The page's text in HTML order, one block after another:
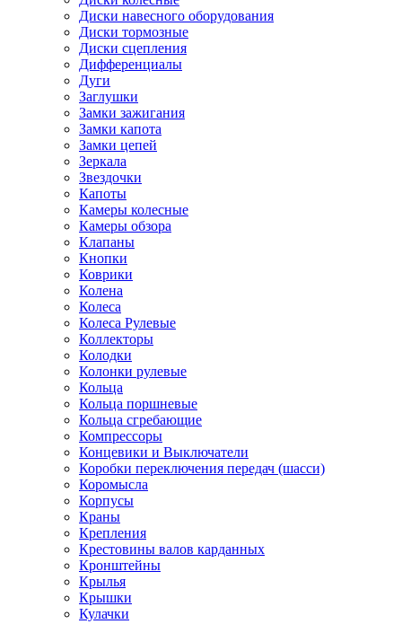
Диски навесного оборудования
Диски тормозные
Диски сцепления
Дифференциалы
Дуги
Заглушки
Замки зажигания
Замки капота
Замки цепей
Зеркала
Звездочки
Капоты
Камеры колесные
Камеры обзора
Клапаны
Кнопки
Коврики
Колена
Колеса
Колеса Рулевые
Коллекторы
Колодки
Колонки рулевые
Кольца
Кольца поршневые
Кольца сгребающие
Компрессоры
Концевики и Выключатели
Коробки переключения передач (шасси)
Коромысла
Корпусы
Краны
Крепления
Крестовины валов карданных
Кронштейны
Крылья
Крышки
Кулачки